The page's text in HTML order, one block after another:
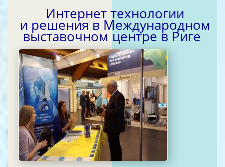
Интернет технологии
и решения в Международном
выставочном центре в Риге